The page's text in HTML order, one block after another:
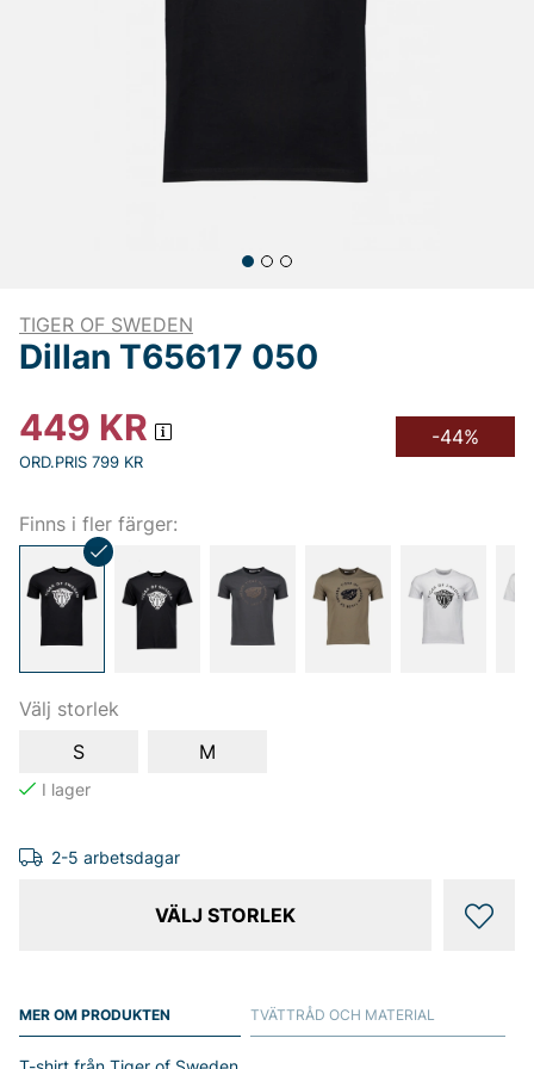
TIGER OF SWEDEN
Dillan T65617 050
449 KR
ORD.PRIS 799 KR
-44%
Finns i fler färger:
Välj storlek
S
M
2-5 arbetsdagar
VÄLJ STORLEK
MER OM PRODUKTEN TVÄTTRÅD OCH MATERIAL